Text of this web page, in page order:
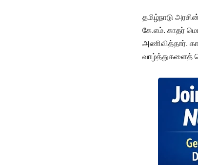
தமிழ்நாடு
கே.எம். காதர்
அணிவித்தார்.
வாழ்த்துகளைத்